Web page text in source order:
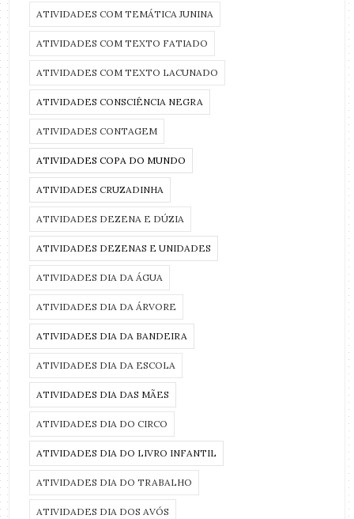
ATIVIDADES COM TEMÁTICA JUNINA
ATIVIDADES COM TEXTO FATIADO
ATIVIDADES COM TEXTO LACUNADO
ATIVIDADES CONSCIÊNCIA NEGRA
ATIVIDADES CONTAGEM
ATIVIDADES COPA DO MUNDO
ATIVIDADES CRUZADINHA
ATIVIDADES DEZENA E DÚZIA
ATIVIDADES DEZENAS E UNIDADES
ATIVIDADES DIA DA ÁGUA
ATIVIDADES DIA DA ÁRVORE
ATIVIDADES DIA DA BANDEIRA
ATIVIDADES DIA DA ESCOLA
ATIVIDADES DIA DAS MÃES
ATIVIDADES DIA DO CIRCO
ATIVIDADES DIA DO LIVRO INFANTIL
ATIVIDADES DIA DO TRABALHO
ATIVIDADES DIA DOS AVÓS